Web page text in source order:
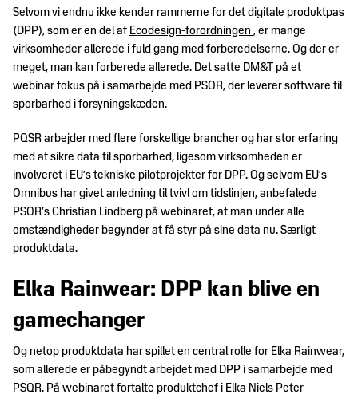
Persondata
Trends
&
design
producentansvar
for
rådgivning
medlemskab
servicemedlemskab
medarbejdere
Branchens bidrag til
samfundsøkonomien
DM&T's forpligtelse
til ansvarlig
DM&T's
historie
Brancheerklæringer
Presse
DM&T
Sport
Selvom vi endnu ikke kender rammerne for det digitale produktpas
(DPP), som er en del af Ecodesign-forordningen , er mange
virksomheder allerede i fuld gang med forberedelserne. Og der er
meget, man kan forberede allerede. Det satte DM&T på et
webinar fokus på i samarbejde med PSQR, der leverer software til
sporbarhed i forsyningskæden.
PQSR arbejder med flere forskellige brancher og har stor erfaring
med at sikre data til sporbarhed, ligesom virksomheden er
involveret i EU’s tekniske pilotprojekter for DPP. Og selvom EU’s
Omnibus har givet anledning til tvivl om tidslinjen, anbefalede
PSQR’s Christian Lindberg på webinaret, at man under alle
omstændigheder begynder at få styr på sine data nu. Særligt
produktdata.
Elka Rainwear: DPP kan blive en
gamechanger
Og netop produktdata har spillet en central rolle for Elka Rainwear,
som allerede er påbegyndt arbejdet med DPP i samarbejde med
PSQR. På webinaret fortalte produktchef i Elka Niels Peter